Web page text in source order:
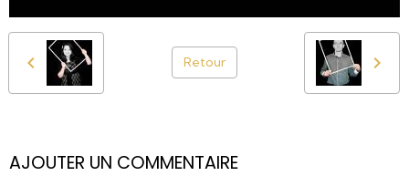
Retour
AJOUTER UN COMMENTAIRE